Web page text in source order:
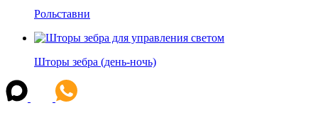
Рольставни
Шторы зебра (день-ночь)